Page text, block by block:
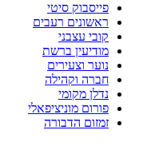
פייסבוק סיטי
ראשונים רעבים
קובי עצבני
מודיעין ברשת
נוער וצעירים
חברה וקהילה
נדלן מקומי
פורום מוניציפאלי
זמזום הדבורה